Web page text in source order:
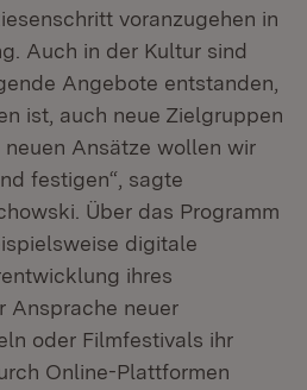
voranzugehen in
Auch in der Kultur sind
Angebote entstanden,
ist, auch neue Zielgruppen
neuen Ansätze wollen wir
festigen“, sagte
Über das Programm
digitale
ihres
Ansprache neuer
oder Filmfestivals ihr
Online-Plattformen